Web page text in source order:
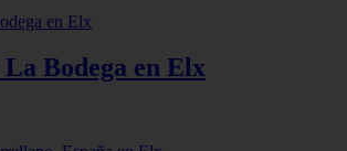
Bodega en Elx